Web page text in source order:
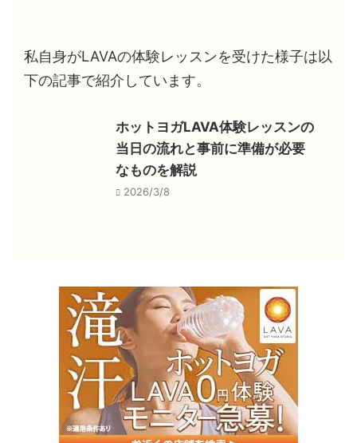
私自身がLAVAの体験レッスンを受けた様子は以
下の記事で紹介しています。
ホットヨガLAVA体験レッスンの
当日の流れと事前に準備が必要
なものを解説
2026/3/8